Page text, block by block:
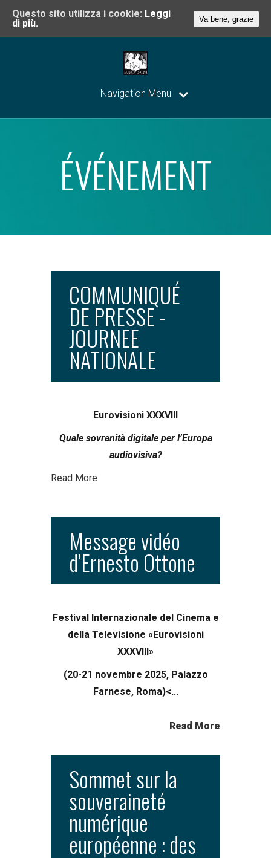
Navigation Menu
ÉVÉNEMENT
COMMUNIQUÉ
DE PRESSE -
JOURNEE
NATIONALE
Eurovisioni XXXVIII
Quale sovranità digitale per l’Europa
audiovisiva?
Read More
Message vidéo
d’Ernesto Ottone
Festival Internazionale del Cinema e
della Televisione «Eurovisioni
XXXVIII»
(20-21 novembre 2025, Palazzo
Farnese, Roma)<...
Read More
Sommet sur la
souveraineté
numérique
européenne : des
Questo sito utilizza i cookie: Leggi
di più.
Va bene, grazie